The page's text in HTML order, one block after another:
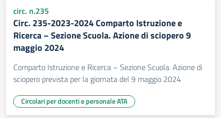
circ. n.235
Circ. 235-2023-2024 Comparto Istruzione e
Ricerca – Sezione Scuola. Azione di sciopero 9
maggio 2024
Comparto Istruzione e Ricerca – Sezione Scuola. Azione di
sciopero prevista per la giornata del 9 maggio 2024
Circolari per docenti e personale ATA